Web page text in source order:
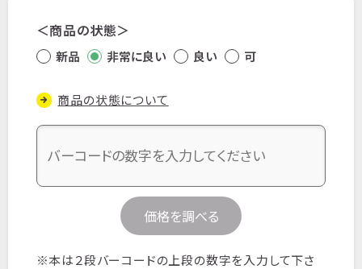
景写真集
タレント本
ラスト集など
商品の状態
新品 非常に良い 良い 可
商品の状態について
価格を調べる
※本は２段バーコードの上段の数字を入力して下さ